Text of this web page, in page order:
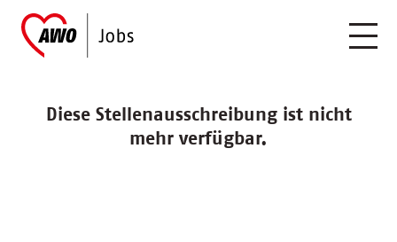
Diese Stellenausschreibung ist nicht
mehr verfügbar.